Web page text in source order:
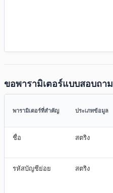
ขอพารามิเตอร์แบบสอบถาม
พารามิเตอร์ที่สำคัญ ประเภทข้อมูล
ชื่อ สตริง
รหัสบัญชีย่อย สตริง